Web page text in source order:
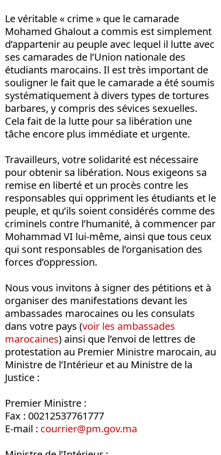
Le véritable « crime » que le camarade
Mohamed Ghalout a commis est simplement
d’appartenir au peuple avec lequel il lutte avec
ses camarades de l’Union nationale des
étudiants marocains. Il est très important de
souligner le fait que le camarade a été soumis
systématiquement à divers types de tortures
barbares, y compris des sévices sexuelles.
Cela fait de la lutte pour sa libération une
tâche encore plus immédiate et urgente.
Travailleurs, votre solidarité est nécessaire
pour obtenir sa libération. Nous exigeons sa
remise en liberté et un procès contre les
responsables qui oppriment les étudiants et le
peuple, et qu’ils soient considérés comme des
criminels contre l’humanité, à commencer par
Mohammad VI lui-même, ainsi que tous ceux
qui sont responsables de l’organisation des
forces d’oppression.
Nous vous invitons à signer des pétitions et à
organiser des manifestations devant les
ambassades marocaines ou les consulats
dans votre pays (voir les ambassades
marocaines) ainsi que l’envoi de lettres de
protestation au Premier Ministre marocain, au
Ministre de l’Intérieur et au Ministre de la
Justice :
Premier Ministre :
Fax : 00212537761777
E-mail : courrier@pm.gov.ma